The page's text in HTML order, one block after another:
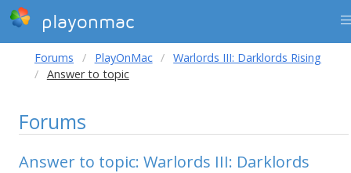
playonmac
Forums PlayOnMac
Warlords III: Darklords Rising
Answer to topic
Forums
Answer to topic: Warlords III: Darklords